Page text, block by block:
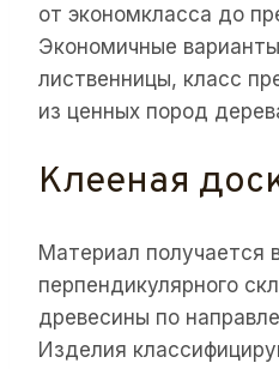
от экономкласса до
Экономичные
лиственницы, класс
из ценных пород
Клееная
Материал получается
перпендикулярного
древесины по
Изделия